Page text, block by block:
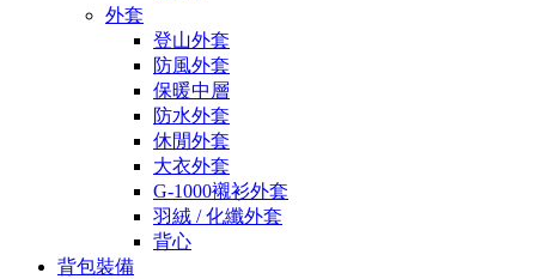
外套
登山外套
防風外套
保暖中層
防水外套
休閒外套
大衣外套
G-1000襯衫外套
羽絨 / 化纖外套
背心
背包裝備